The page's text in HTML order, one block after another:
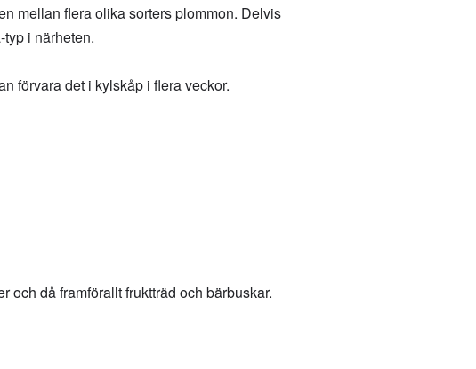
mellan flera olika sorters plommon. Delvis
i närheten.
förvara det i kylskåp i flera veckor.
och då framförallt fruktträd och bärbuskar.